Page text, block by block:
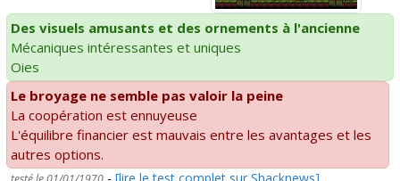
Des visuels amusants et des ornements à l'ancienne
Mécaniques intéressantes et uniques
Oies
Le broyage ne semble pas valoir la peine
La coopération est ennuyeuse
L'équilibre financier est mauvais entre les avantages et les
autres options.